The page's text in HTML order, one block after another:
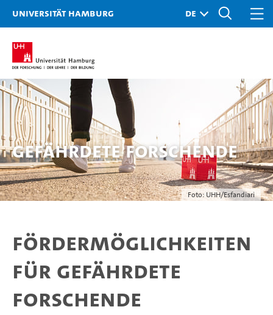
Universität Hamburg
Foto: UHH/Esfandiari
Gefährdete Forschende
Fördermöglichkeiten
für gefährdete
Forschende